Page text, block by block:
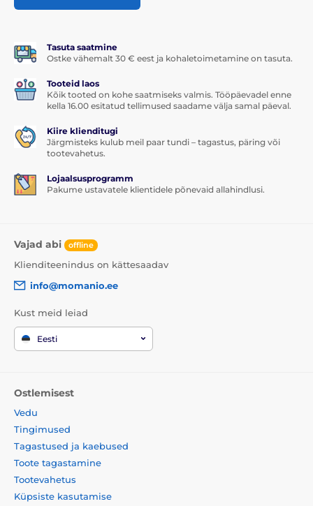
Tasuta saatmine
Ostke vähemalt 30 € eest ja kohaletoimetamine on tasuta.
Tooteid laos
Kõik tooted on kohe saatmiseks valmis. Tööpäevadel enne
kella 16.00 esitatud tellimused saadame välja samal päeval.
Kiire klienditugi
Järgmisteks kulub meil paar tundi – tagastus, päring või
tootevahetus.
Lojaalsusprogramm
Pakume ustavatele klientidele põnevaid allahindlusi.
Vajad abi offline
Klienditeenindus on kättesaadav
info@momanio.ee
Kust meid leiad
Eesti
Ostlemisest
Vedu
Tingimused
Tagastused ja kaebused
Toote tagastamine
Tootevahetus
Küpsiste kasutamise